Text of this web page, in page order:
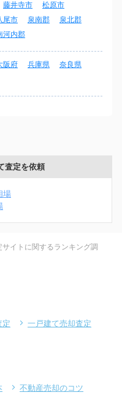
藤井寺市
松原市
尾市 泉南郡
泉北郡
河内郡
阪府 兵庫県
奈良県
査定を依頼
場
イトに関するランキング調
定
一戸建て売却査定
不動産売却のコツ